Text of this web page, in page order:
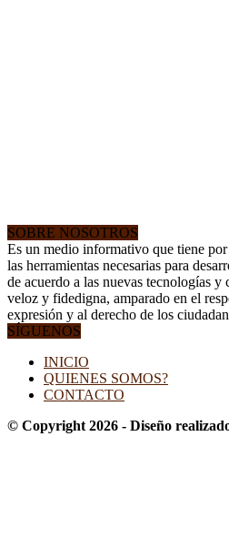
SOBRE NOSOTROS
Es un medio informativo que tiene
las herramientas necesarias para
de acuerdo a las nuevas tecnologías
veloz y fidedigna, amparado en el
expresión y al derecho de los
SÍGUENOS
INICIO
QUIENES SOMOS?
CONTACTO
© Copyright 2026 - Diseño